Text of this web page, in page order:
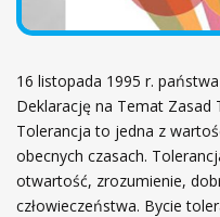
16 listopada 1995 r.
Deklarację na Temat Zasad
Tolerancja to jedna z
obecnych czasach.
otwartość, zrozumienie,
człowieczeństwa. Bycie